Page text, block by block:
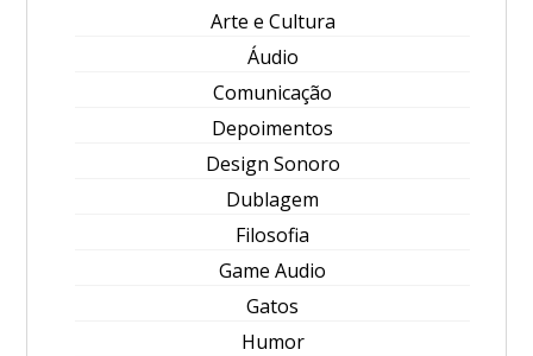
Arte e Cultura
Áudio
Comunicação
Depoimentos
Design Sonoro
Dublagem
Filosofia
Game Audio
Gatos
Humor